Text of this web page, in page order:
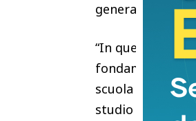
generale”.
“In questo
fondamentali
scuola
studio attive a